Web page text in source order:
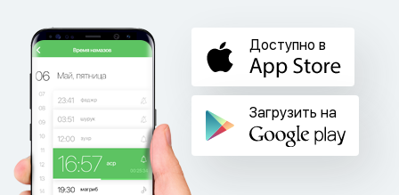
Доступно в
Загрузить на